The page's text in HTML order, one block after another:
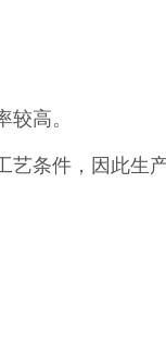
高。
条件，因此生